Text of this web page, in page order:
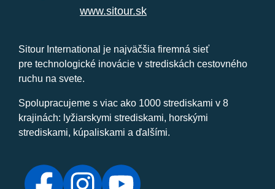
www.sitour.sk
Sitour International je najväčšia firemná sieť
pre technologické inovácie v strediskách cestovného
ruchu na svete.
Spolupracujeme s viac ako 1000 strediskami v 8
krajinách: lyžiarskymi strediskami, horskými
strediskami, kúpaliskami a ďalšími.